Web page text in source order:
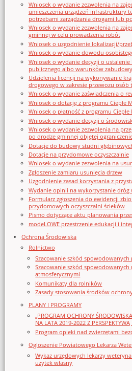
Wniosek o wydanie zezwolenia na
umieszczenia urządzeń infrastruktury
potrzebami zarządzania drogami lub
Wniosek o wydanie zezwolenia na
gminnej w celu prowadzenia robót
Wniosek o uzgodnienie lokalizacji/
Wniosek o wydanie dowodu
Wniosek o wydanie decyzji o
publicznego albo warunków zabudowy
Udzielenia licencji na wykonywanie
drogowego w zakresie przewozu osób
Wniosek o wydanie zaświadczenia o
Wniosek o dotację z programu Ciepłe
Wniosek o płatność z programu Ciepłe
Wniosek o wydanie decyzji o
Wniosek o wydanie zezwolenia na
po drodze gminnej objętej
Dotacje do budowy studni
Dotacje na przydomowe oczyszczalnie
Wniosek o wydanie zezwolenia na
Zgłoszenie zamiaru usunięcia drzew
Uzgodnienie zasad korzystania z
Wydanie opinii na wykorzystanie dróg
Formularz zgłoszenia do ewidencji
przydomowych oczyszczalni ścieków
Pismo dotyczące aktu planowania
modeLOWE przestrzenie edukacji i
Ochrona Środowiska
Rolnictwo
Szacowanie szkód spowodowanych
Szacowanie szkód
atmosferycznymi
Komunikaty dla rolników
Zasady stosowania środków
PLANY I PROGRAMY
„PROGRAM OCHRONY
NA LATA 2019-2022 Z
Program opieki nad zwierzętami
Ogloszenie Powiatowego Lekarza
Wykaz urzędowych lekarzy
użytek własny